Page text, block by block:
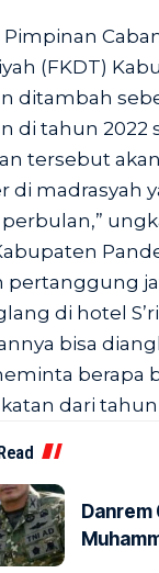
(FKDT)
ditambah
di tahun 2022
tersebut
di madrasyah
pertanggung
di hotel
bisa
berapa
dari tahun
Danrem